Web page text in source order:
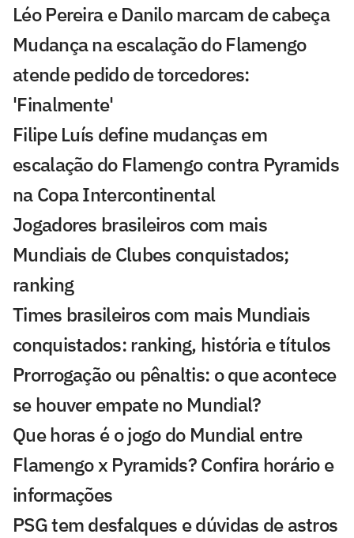
Léo Pereira e Danilo marcam de cabeça
Mudança na escalação do Flamengo
atende pedido de torcedores:
'Finalmente'
Filipe Luís define mudanças em
escalação do Flamengo contra Pyramids
na Copa Intercontinental
Jogadores brasileiros com mais
Mundiais de Clubes conquistados;
ranking
Times brasileiros com mais Mundiais
conquistados: ranking, história e títulos
Prorrogação ou pênaltis: o que acontece
se houver empate no Mundial?
Que horas é o jogo do Mundial entre
Flamengo x Pyramids? Confira horário e
informações
PSG tem desfalques e dúvidas de astros